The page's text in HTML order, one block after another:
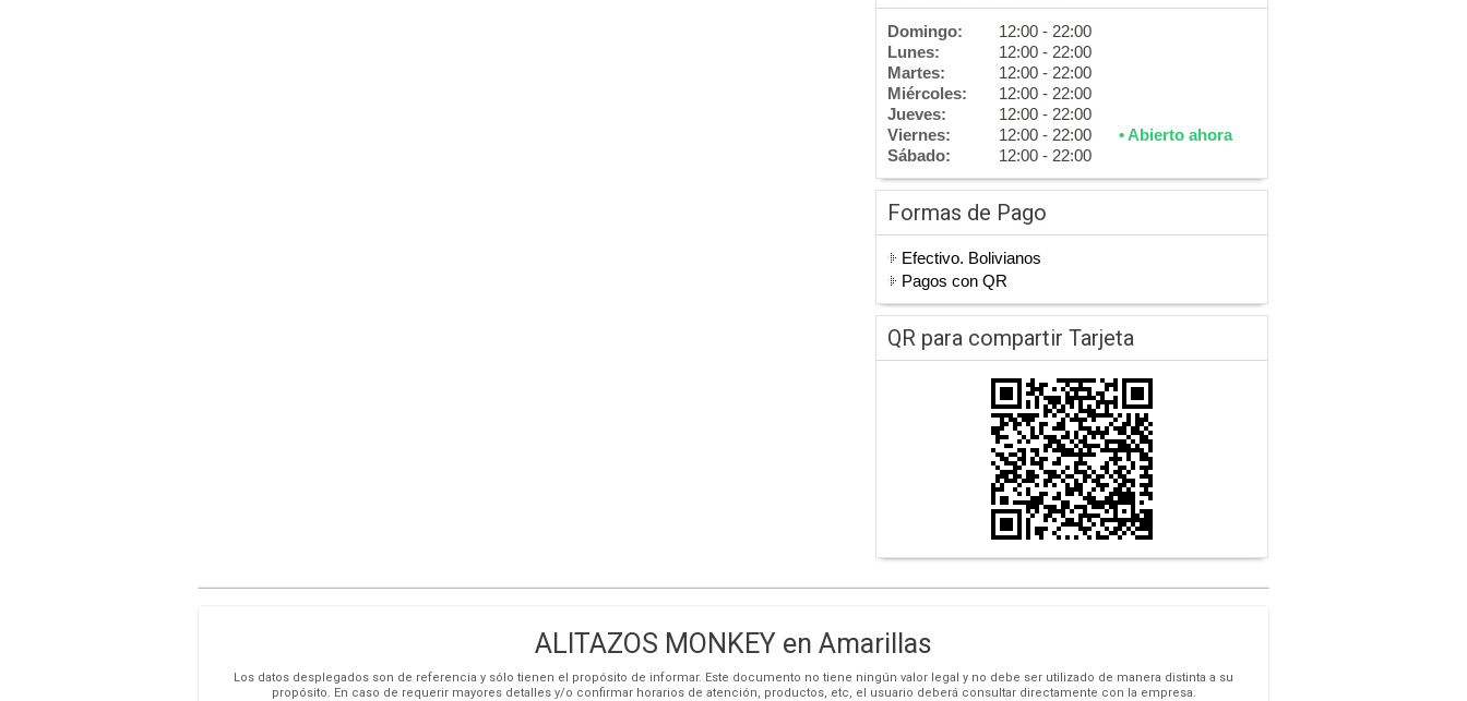
Domingo:
12:00 - 22:00
Lunes:
12:00 - 22:00
Martes:
12:00 - 22:00
Miércoles:
12:00 - 22:00
Jueves:
12:00 - 22:00
Viernes:
12:00 - 22:00
• Abierto ahora
Sábado:
12:00 - 22:00
Formas de Pago
Efectivo. Bolivianos
Pagos con QR
QR para compartir Tarjeta
ALITAZOS MONKEY en Amarillas
Los datos desplegados son de referencia y sólo tienen el propósito de informar. Este documento no tiene ningún valor legal y no debe ser utilizado de manera distinta a su
propósito. En caso de requerir mayores detalles y/o confirmar horarios de atención, productos, etc, el usuario deberá consultar directamente con la empresa.